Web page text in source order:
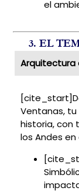
el
3. EL
Arquitectura
Ventanas,
historia, con
los Andes en